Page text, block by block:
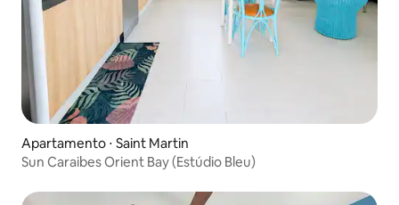
Apartamento ⋅ Saint Martin
Sun Caraibes Orient Bay (Estúdio Bleu)